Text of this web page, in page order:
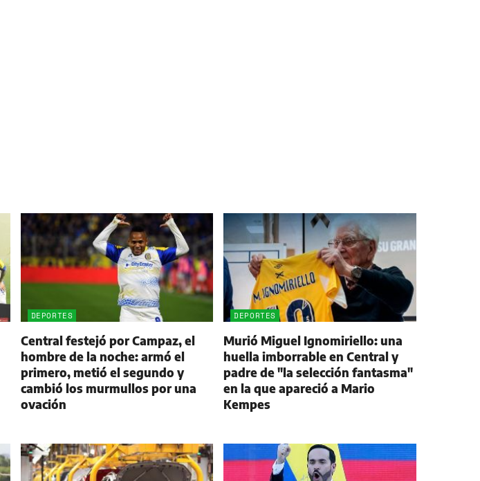
DEPORTES
Central festejó por Campaz, el
hombre de la noche: armó el
primero, metió el segundo y
cambió los murmullos por una
ovación
DEPORTES
Murió Miguel Ignomiriello: una
huella imborrable en Central y
padre de "la selección fantasma"
en la que apareció a Mario
Kempes